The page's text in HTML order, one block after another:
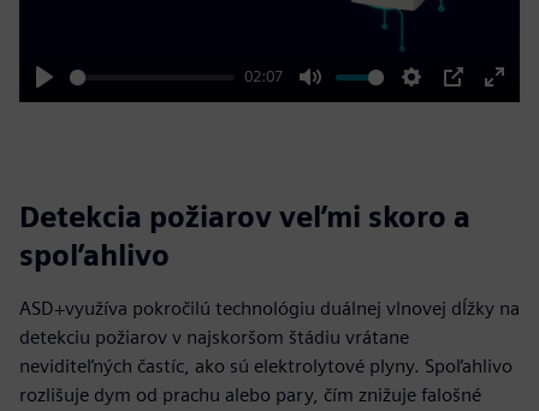
Play
02:07
Mute Settings
PIP
Enter
Detekcia požiarov veľmi skoro a
spoľahlivo
ASD+využíva pokročilú technológiu duálnej vlnovej dĺžky na
detekciu požiarov v najskoršom štádiu vrátane
neviditeľných častíc, ako sú elektrolytové plyny. Spoľahlivo
rozlišuje dym od prachu alebo pary, čím znižuje falošné